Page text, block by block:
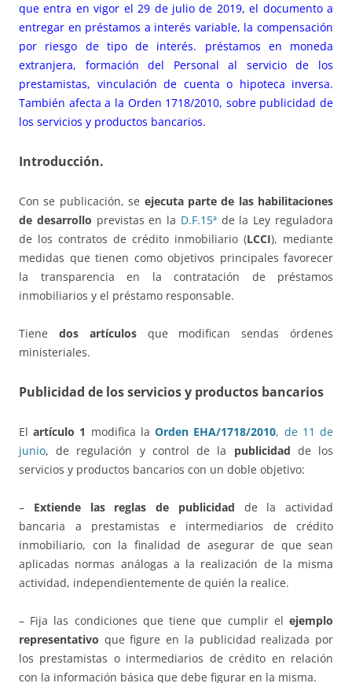
que entra en vigor el 29 de julio de 2019, el documento a
entregar en préstamos a interés variable, la compensación
por riesgo de tipo de interés. préstamos en moneda
extranjera, formación del Personal al servicio de los
prestamistas, vinculación de cuenta o hipoteca inversa.
También afecta a la Orden 1718/2010, sobre publicidad de
los servicios y productos bancarios.
Introducción.
Con se publicación, se ejecuta parte de las habilitaciones
de desarrollo previstas en la D.F.15ªde la Ley reguladora
de los contratos de crédito inmobiliario (LCCI), mediante
medidas que tienen como objetivos principales favorecer
la transparencia en la contratación de préstamos
inmobiliarios y el préstamo responsable.
Tiene dos artículosque modifican sendas órdenes
ministeriales.
Publicidad de los servicios y productos bancarios
Elartículo 1 modifica laOrden EHA/1718/2010, de 11 de
junio, de regulación y control de la publicidad de los
servicios y productos bancarios con un doble objetivo:
– Extiende las reglas de publicidad de la actividad
bancaria a prestamistas e intermediarios de crédito
inmobiliario, con la finalidad de asegurar de que sean
aplicadas normas análogas a la realización de la misma
actividad, independientemente de quién la realice.
– Fija las condiciones que tiene que cumplir el ejemplo
representativo que figure en la publicidad realizada por
los prestamistas o intermediarios de crédito en relación
con la información básica que debe figurar en la misma.